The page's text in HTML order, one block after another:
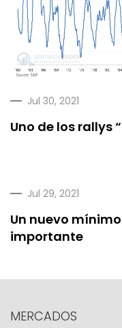
Jul 30, 2021
Uno de los rallys
Jul 29, 2021
Un nuevo
importante
MERCADOS